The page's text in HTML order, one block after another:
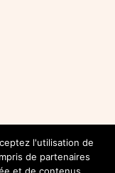
l'utilisation de
de partenaires